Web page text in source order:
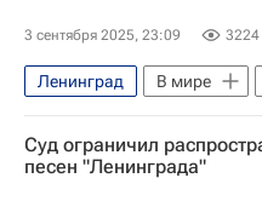
3 сентября 2025, 23:09 3224
Ленинград В мире
Москва
Шпицберген
РБК (медиагруппа)
Суд ограничил
песен "Ленинграда"